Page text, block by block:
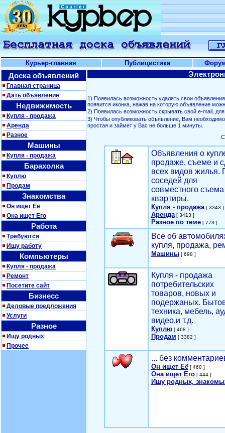
Курьер-главная Публицистика
Доска объявлений
Главная страница
Дать объявление
Недвижимость
Купля - продажа
Аренда
Разное
Машины
Купля - продажа
Барахолка
Куплю
Продам
Знакомства
Он ищет Ее
Она ищет Его
Работа
Требуются
Ищу работу
Компьютеры
Купля - продажа
Ремонт
Посетите сайт
Бизнесс
Деловые предложения
Услуги
Разное
Ищу родных
Прочее
1) Появилась возможность удалять свои
появится иконка, нажав на которую объявление
2) Появилась возможность скрывать свой е-mail,
3) Чтобы опубликовать объявление, Вам
простая и займет у Вас не больше 1 минуты.
Объявления о
продаже, съеме и
всех видов жилья.
соседей для
совместного съема
квартиры.
Купля - продажа[ 3343 ]
Аренда[ 3413 ]
Разное по теме[ 773 ]
Все об
купля, продажа,
Машины[ 698 ]
Купля - продажа
потребительских
товаров, новых и
подержаных.
техника, мебель,
видео,и т.д.
Куплю[ 468 ]
Продам [ 3382 ]
... без
Он ищет Её[ 460 ]
Она ищет Его[ 444 ]
Ищу родных,